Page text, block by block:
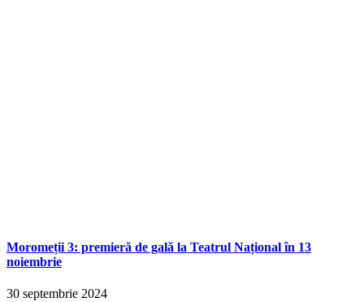
Moromeții 3: premieră de gală la Teatrul Național în 13
noiembrie
30 septembrie 2024